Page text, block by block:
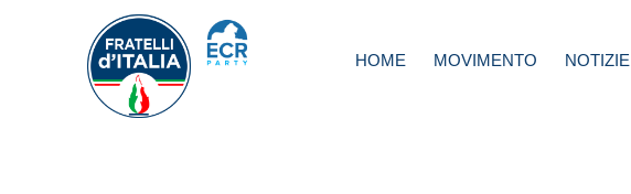
HOME MOVIMENTO NOTIZIE